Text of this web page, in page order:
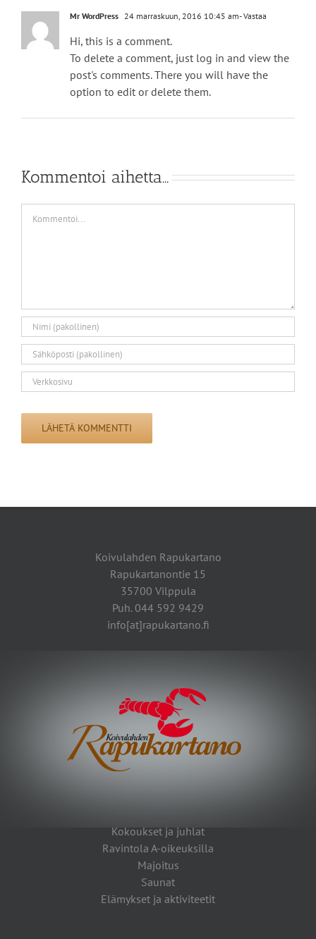
Mr WordPress 24 marraskuun, 2016 10:45 am- Vastaa
Hi, this is a comment.
To delete a comment, just log in and view the
post's comments. There you will have the
option to edit or delete them.
Kommentoi aihetta...
Koivulahden Rapukartano
Rapukartanontie 15
35700 Vilppula
Puh. 044 592 9429
info[at]rapukartano.fi
Kokoukset ja juhlat
Ravintola A-oikeuksilla
Majoitus
Saunat
Elämykset ja aktiviteetit